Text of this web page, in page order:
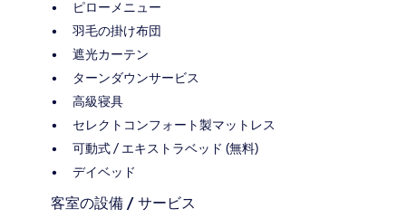
ピローメニュー
羽毛の掛け布団
遮光カーテン
ターンダウンサービス
高級寝具
セレクトコンフォート製マットレス
可動式 / エキストラベッド (無料)
デイベッド
客室の設備 / サービス